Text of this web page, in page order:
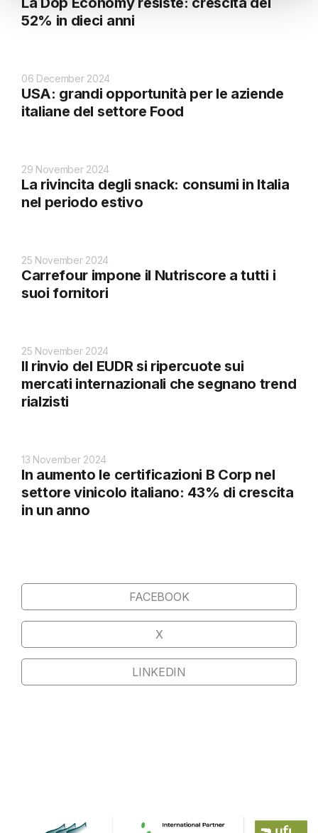
52% in dieci anni
06 December 2024
USA: grandi opportunità per le aziende
italiane del settore Food
29 November 2024
La rivincita degli snack: consumi in Italia
nel periodo estivo
25 November 2024
Carrefour impone il Nutriscore a tutti i
suoi fornitori
25 November 2024
Il rinvio del EUDR si ripercuote sui
mercati internazionali che segnano trend
rialzisti
13 November 2024
In aumento le certificazioni B Corp nel
settore vinicolo italiano: 43% di crescita
in un anno
FACEBOOK
X
LINKEDIN